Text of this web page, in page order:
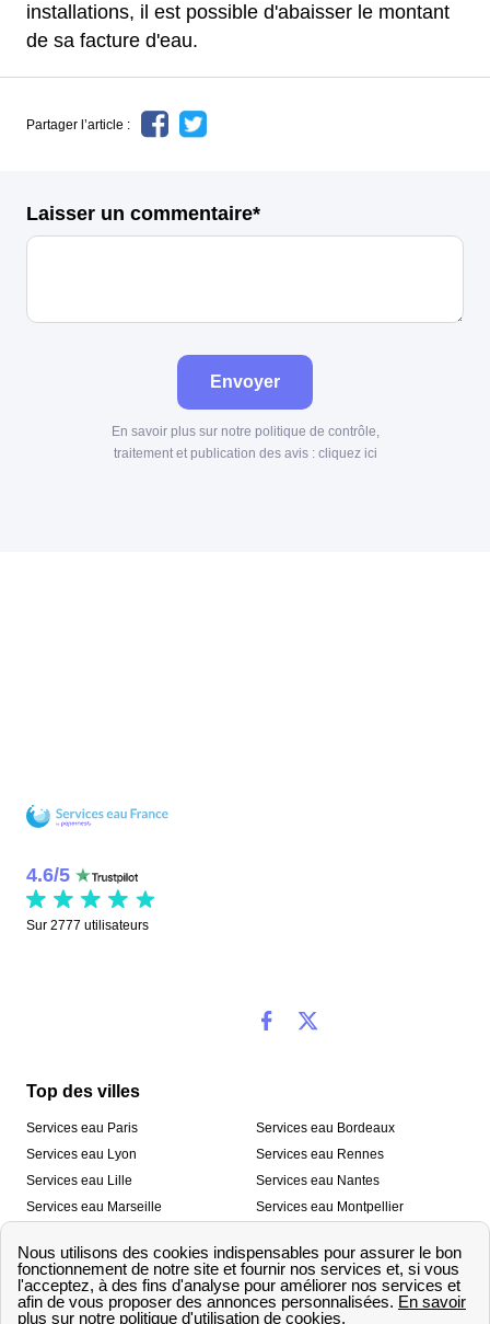
installations, il est possible d'abaisser le montant
de sa facture d'eau.
Partager l’article :
Laisser un commentaire*
Envoyer
En savoir plus sur notre politique de contrôle,
traitement et publication des avis : cliquez ici
4.6/5
Sur 2777 utilisateurs
Top des villes
Services eau Paris
Services eau Lyon
Services eau Lille
Services eau Marseille
Services eau Toulon
Services eau Bordeaux
Services eau Rennes
Services eau Nantes
Services eau Montpellier
Services eau Strasbourg
Nos outils